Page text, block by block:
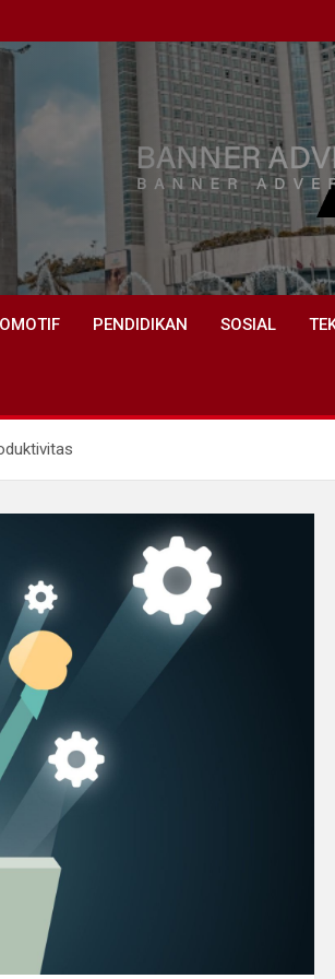
PENDIDIKAN SOSIAL